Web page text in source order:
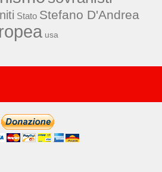
Stato Stefano D'Andrea
usa